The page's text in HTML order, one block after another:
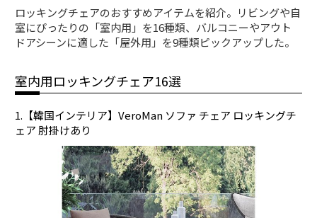
ロッキングチェアのおすすめアイテムを紹介。リビングや自
室にぴったりの「室内用」を16種類、バルコニーやアウト
ドアシーンに適した「屋外用」を9種類ピックアップした。
室内用ロッキングチェア16選
1.【韓国インテリア】VeroMan ソファ チェア ロッキングチ
ェア 肘掛けあり